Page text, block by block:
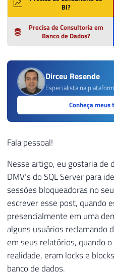
BI?
Precisa de Consultoria em
Banco de Dados?
Dirceu Resende
Especialista na
Conheça
Fala pessoal!
Nesse artigo, eu gostaria
DMV’s do SQL Server para
sessões bloqueadoras no
escrever esse post, quando
presencialmente em uma
alguns usuários reclamando
em seus relatórios, quando
realidade, eram locks e
banco de dados.